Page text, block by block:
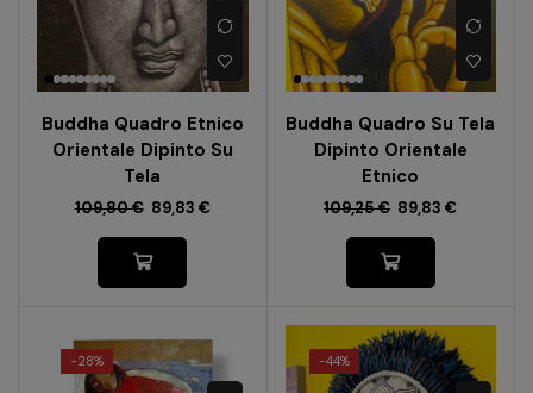
Buddha Quadro Etnico
Orientale Dipinto Su
Tela
109,80€ 89,83 €
Buddha Quadro Su Tela
Dipinto Orientale
Etnico
109,25€ 89,83€
-28% -44%